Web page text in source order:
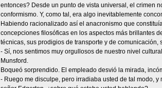
entonces? Desde un punto de vista universal, el crimen
conformismo. Y, como tal, era algo inevitablemente
Habiendo racionalizado así el anacronismo que
concepciones filosóficas en los aspectos más brillantes
técnicas, sus prodigios de transporte y de comunicación,
- Sí, nos sentimos muy orgullosos de nuestro nivel
Munsford.
Boqueó sorprendido. El empleado desvió la mirada,
- Ruego me disculpe, pero irradiaba usted de tal modo,